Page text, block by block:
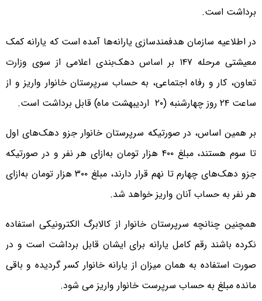
برداشت است.
در اطلاعیه سازمان هدفمندسازی یارانه‌ها آمده است که یارانه کمک
معیشتی مرحله ۱۴۷ بر اساس دهک‌بندی اعلامی از سوی وزارت
تعاون، کار و رفاه اجتماعی، به حساب سرپرستان خانوار واریز و از
ساعت ۲۴ روز چهارشنبه (۲۰ اردیبهشت ماه) قابل برداشت است.
بر همین اساس، در صورتیکه سرپرستان خانوار جزو دهک‌های اول
تا سوم هستند، مبلغ ۴۰۰ هزار تومان به‌ازای هر نفر و در صورتیکه
جزو دهک‌های چهارم تا نهم قرار دارند، مبلغ ۳۰۰ هزار تومان به‌ازای
هر نفر به حساب آنان واریز خواهد شد.
همچنین چنانچه سرپرستان خانوار از کالابرگ الکترونیکی استفاده
نکرده باشند رقم کامل یارانه برای ایشان قابل برداشت است و در
صورت استفاده به همان میزان از یارانه خانوار کسر گردیده و باقی
مانده مبلغ به حساب سرپرست خانوار واریز می شود.